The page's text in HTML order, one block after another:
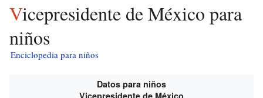
Vicepresidente de México para
niños
Enciclopedia para niños
Datos para niños
Vicepresidente de México